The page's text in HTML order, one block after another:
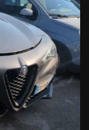
di vendita una
sulle